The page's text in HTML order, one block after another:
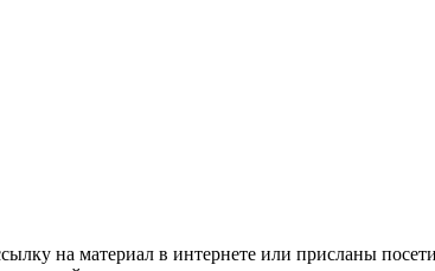
на материал в интернете или присланы